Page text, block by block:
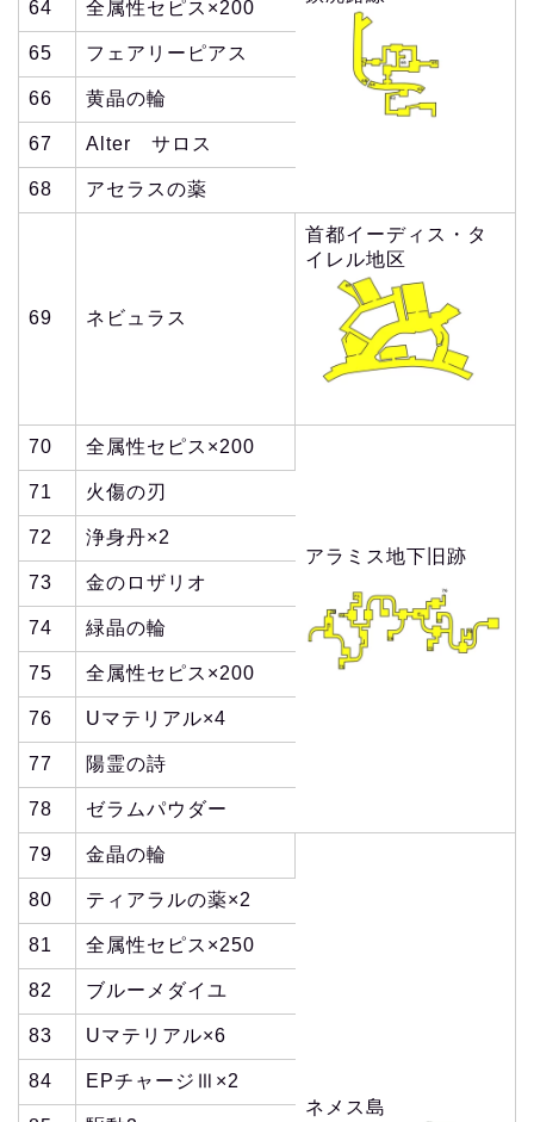
64 全属性セピス×200
65 フェアリーピアス
66 黄晶の輪
67 Alter サロス
68 アセラスの薬
69 ネビュラス
首都イーディス・タ
イレル地区
70 全属性セピス×200
アラミス地下旧跡
71 火傷の刃
72 浄身丹×2
73 金のロザリオ
74 緑晶の輪
75 全属性セピス×200
76 Uマテリアル×4
77 陽霊の詩
78 ゼラムパウダー
79 金晶の輪
ネメス島
80 ティアラルの薬×2
81 全属性セピス×250
82 ブルーメダイユ
83 Uマテリアル×6
84 EPチャージⅢ×2